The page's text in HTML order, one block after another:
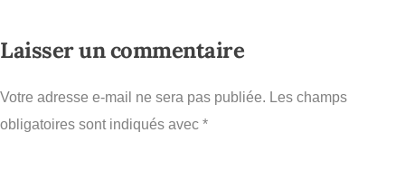
Laisser un commentaire
Votre adresse e-mail ne sera pas publiée. Les champs
obligatoires sont indiqués avec *